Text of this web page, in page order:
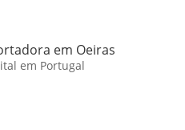
em Oeiras
em Portugal